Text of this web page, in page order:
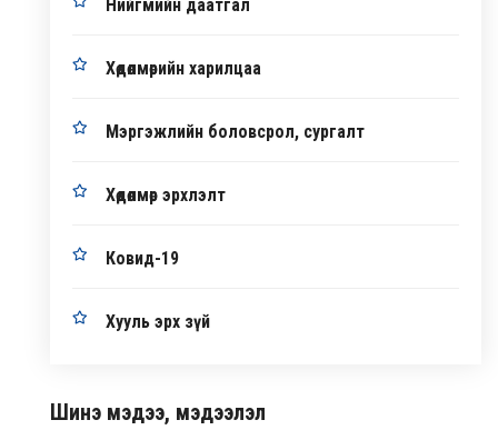
Нийгмийн даатгал
Хөдөлмөрийн харилцаа
Мэргэжлийн боловсрол, сургалт
Хөдөлмөр эрхлэлт
Ковид-19
Хууль эрх зүй
Шинэ мэдээ, мэдээлэл